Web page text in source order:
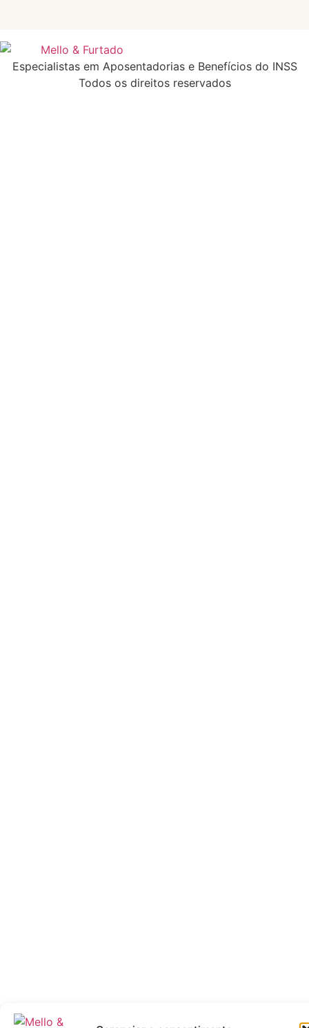
Especialistas em Aposentadorias e Benefícios do INSS
Todos os direitos reservados